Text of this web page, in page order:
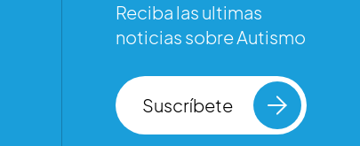
Reciba las ultimas
noticias sobre Autismo
Suscríbete